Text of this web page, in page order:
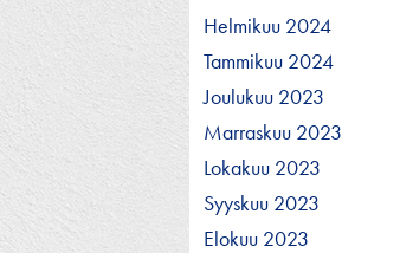
Helmikuu 2024
Tammikuu 2024
Joulukuu 2023
Marraskuu 2023
Lokakuu 2023
Syyskuu 2023
Elokuu 2023